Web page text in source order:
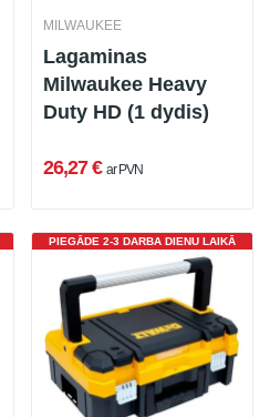
MILWAUKEE
Lagaminas
Milwaukee Heavy
Duty HD (1 dydis)
26,27 € ar PVN
PIEGĀDE 2-3 DARBA DIENU LAIKĀ